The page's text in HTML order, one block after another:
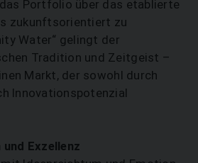
Portfolio über das etablierte
zukunftsorientiert zu
Water“ gelingt der
Tradition und Zeitgeist –
Markt, der sowohl durch
Innovationspotenzial
Exzellenz